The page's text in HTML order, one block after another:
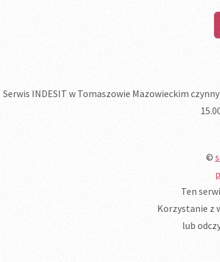
Serwis INDESIT w Tomaszowie Mazowieckim
©
Ten
Korzystanie z
lub